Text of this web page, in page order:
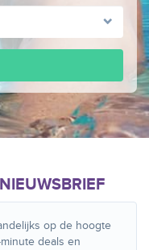
op de hoogte
deals en